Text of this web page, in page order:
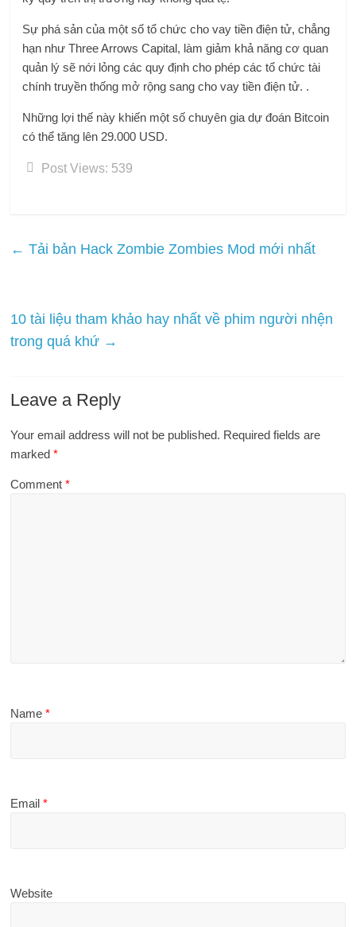
Sự phá sản của một số tổ chức cho vay tiền điện tử, chẳng
hạn như Three Arrows Capital, làm giảm khả năng cơ quan
quản lý sẽ nới lỏng các quy định cho phép các tổ chức tài
chính truyền thống mở rộng sang cho vay tiền điện tử. .
Những lợi thế này khiến một số chuyên gia dự đoán Bitcoin
có thể tăng lên 29.000 USD.
Post Views: 539
← Tải bản Hack Zombie Zombies Mod mới nhất
10 tài liệu tham khảo hay nhất về phim người nhện
trong quá khứ →
Leave a Reply
Your email address will not be published. Required fields are
marked*
Comment*
Name*
Email*
Website